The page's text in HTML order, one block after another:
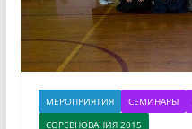
МЕРОПРИЯТИЯ СЕМИНАРЫ
СОРЕВНОВАНИЯ 2015